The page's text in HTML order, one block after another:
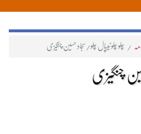
/ چلو چلو نیپال چلو/سجاد حسین چنگیزی
چنگیزی